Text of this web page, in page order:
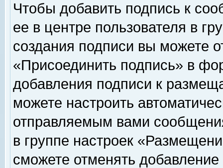
Чтобы добавить подпись к
ее в центре пользователя в
создания подписи вы можете
«Присоединить подпись» в
добавления подписи к
можете настроить
отправляемым вами
в группе настроек
сможете отменять